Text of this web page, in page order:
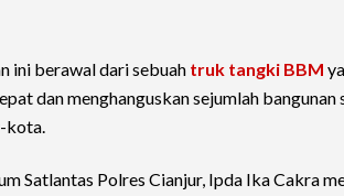
ini berawal dari sebuah truk tangki BBM
dan menghanguskan sejumlah
kota.
Satlantas Polres Cianjur, Ipda Ika Cakra